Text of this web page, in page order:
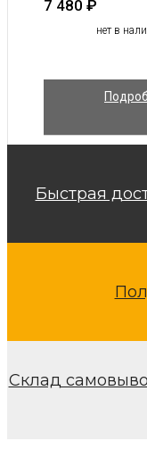
7 480 ₽
нет в
Быстрая
Склад